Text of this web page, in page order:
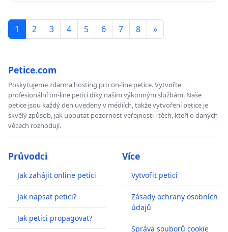
1 2 3 4 5 6 7 8 »
Petice.com
Poskytujeme zdarma hosting pro on-line petice. Vytvořte
profesionální on-line petici díky našim výkonným službám. Naše
petice jsou každý den uvedeny v médiích, takže vytvoření petice je
skvělý způsob, jak upoutat pozornost veřejnosti i těch, kteří o daných
věcech rozhodují.
Průvodci
Jak zahájit online petici
Jak napsat petici?
Jak petici propagovat?
Více
Vytvořit petici
Zásady ochrany osobních
údajů
Správa souborů cookie